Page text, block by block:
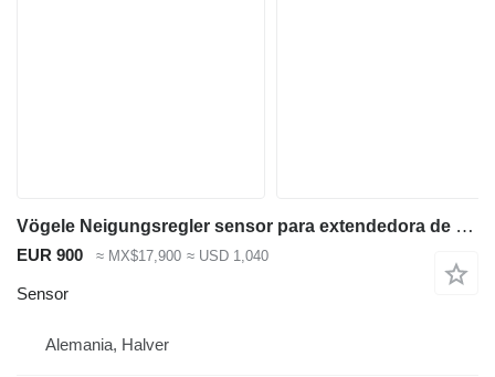
Vögele Neigungsregler sensor para extendedora de asfalto
EUR 900 ≈ MX$17,900 ≈ USD 1,040
Sensor
Alemania, Halver